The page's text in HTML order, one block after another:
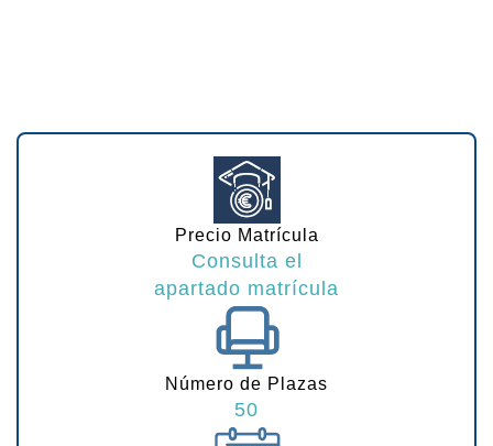
Precio Matrícula
Consulta el
apartado matrícula
Número de Plazas
50